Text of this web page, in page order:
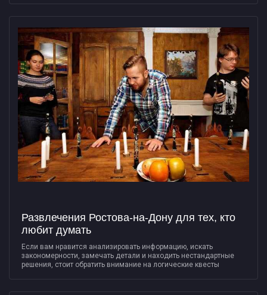
Развлечения Ростова-на-Дону для тех, кто
любит думать
Если вам нравится анализировать информацию, искать
закономерности, замечать детали и находить нестандартные
решения, стоит обратить внимание на логические квесты